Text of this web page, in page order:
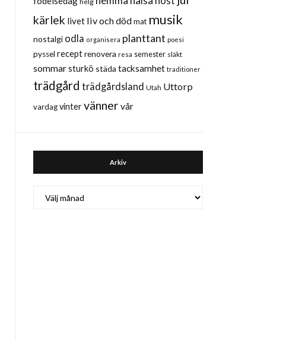
kärlek livet liv och död mat musik
nostalgi odla organisera planttant poesi
pyssel receptrenovera resa semester släkt
sommarsturkö städa tacksamhet traditioner
trädgård trädgårdsland Utah Uttorp
vardag vintervänner vår
Arkiv